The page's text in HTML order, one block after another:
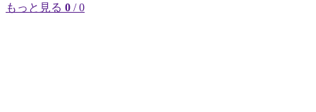
もっと見る 0 / 0